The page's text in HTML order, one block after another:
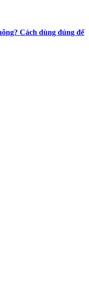
Cách dùng đúng để